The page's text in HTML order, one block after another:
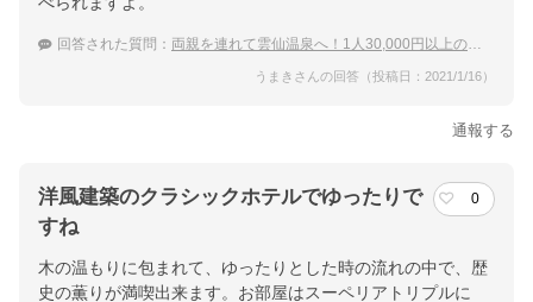
回答された質問： 両親を連れて雲仙温泉へ！1人30,000円以上の特別室の宿
うまきさんの回答（投稿日：2021/1/16）
通報する
洋風建築のクラシックホテルでゆったりで
すね
0
木の温もりに包まれて、ゆったりとした時の流れの中で、歴
史の薫りが満喫出来ます。お部屋はスーペリアトリプルに